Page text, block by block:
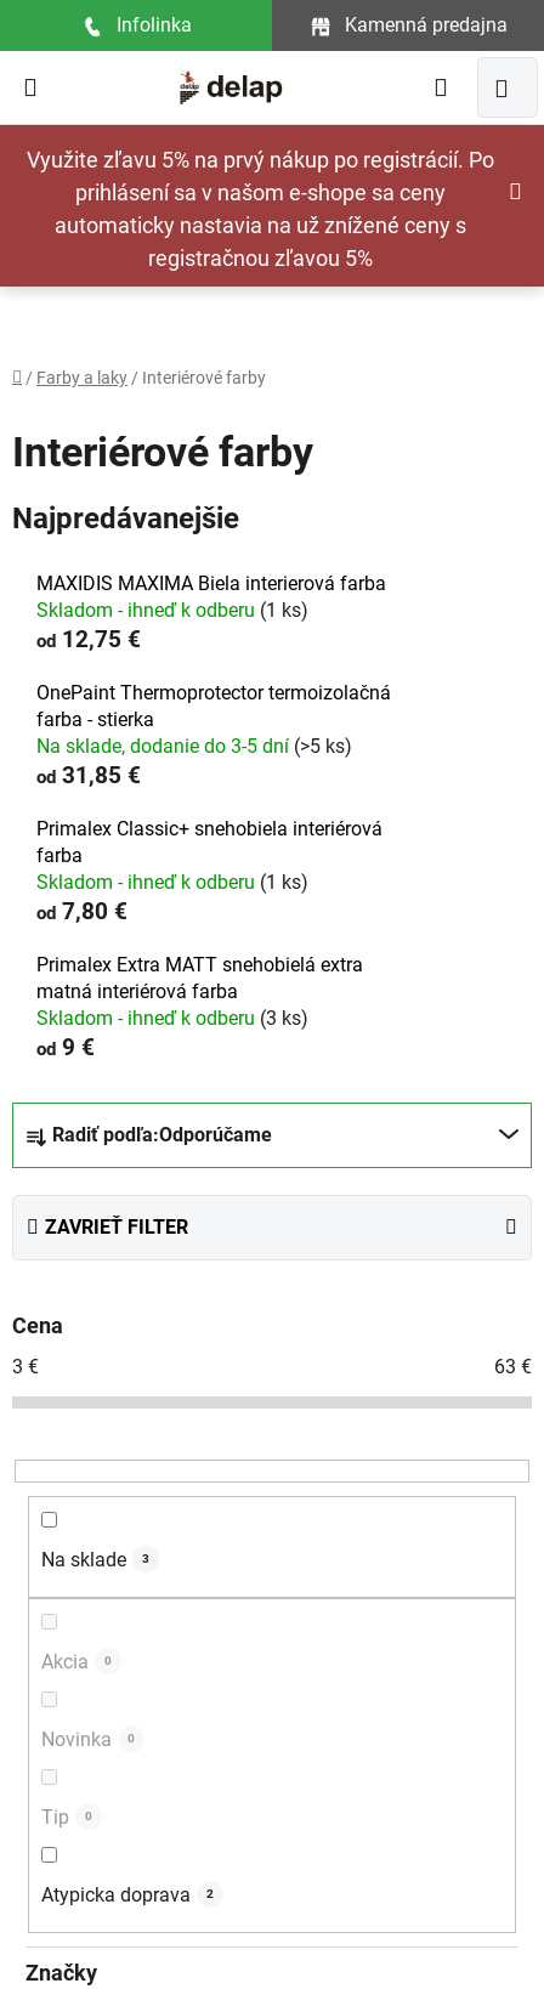
Využite zľavu 5% na prvý nákup po registrácií. Po
prihlásení sa v našom e-shope sa ceny
automaticky nastavia na už znížené ceny s
registračnou zľavou 5%
Infolinka Kamenná predajna
Hľadať
Domov
/ Farby a laky / Interiérové farby
Interiérové farby
Najpredávanejšie
MAXIDIS MAXIMA Biela interierová farba
Skladom - ihneď k odberu (1 ks)
od 12,75 €
OnePaint Thermoprotector termoizolačná
farba - stierka
Na sklade, dodanie do 3-5 dní (>5 ks)
od 31,85 €
Primalex Classic+ snehobiela interiérová
farba
Skladom - ihneď k odberu (1 ks)
od 7,80 €
Primalex Extra MATT snehobielá extra
matná interiérová farba
Skladom - ihneď k odberu (3 ks)
od 9 €
d
p
r
o
u
Radiť podľa:Odporúčame
ZAVRIEŤ FILTER
Cena
3 € 63 €
Na sklade 3
Akcia 0
Novinka 0
Tip 0
Atypicka doprava 2
Značky